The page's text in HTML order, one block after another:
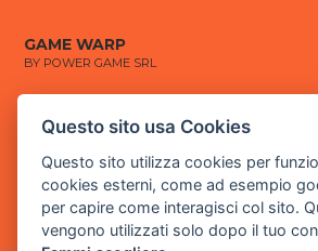
GAME WARP
BY POWER GAME SRL
via Villaggio dei Platani, 3
- 25014 Castenedolo, Brescia
Sede Operativa
via Industriale, 2 - 25082 Botticino, BS
Questo sito usa Cookies
Questo sito utilizza cookies per
cookies esterni, come ad esempio
per capire come interagisci col sito.
vengono utilizzati solo dopo il tuo